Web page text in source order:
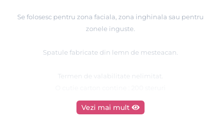
Se folosesc pentru zona faciala, zona inghinala sau pentru
zonele inguste.
Spatule fabricate din lemn de mesteacan.
Termen de valabilitate nelimitat.
Vezi mai mult